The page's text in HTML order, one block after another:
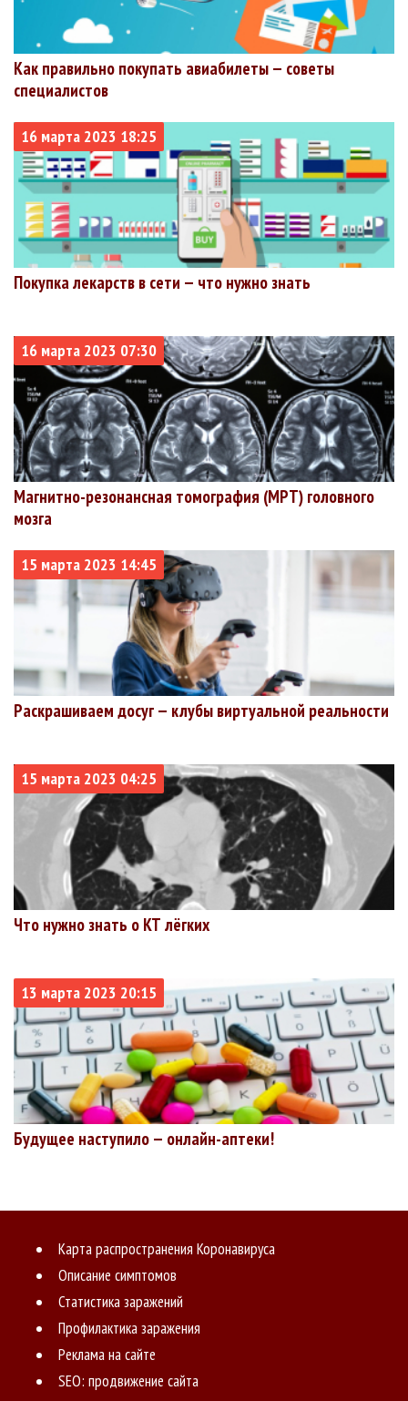
Как правильно покупать авиабилеты — советы
специалистов
16 марта 2023 18:25
Покупка лекарств в сети — что нужно знать
16 марта 2023 07:30
Магнитно-резонансная томография (МРТ) головного
мозга
15 марта 2023 14:45
Раскрашиваем досуг — клубы виртуальной реальности
15 марта 2023 04:25
Что нужно знать о КТ лёгких
13 марта 2023 20:15
Будущее наступило — онлайн-аптеки!
Карта распространения Коронавируса
Описание симптомов
Статистика заражений
Профилактика заражения
Реклама на сайте
SEO: продвижение сайта